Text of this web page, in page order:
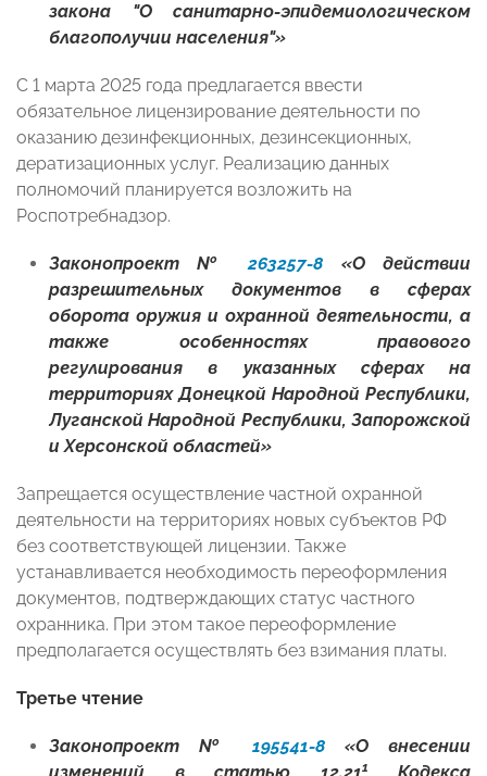
закона "О санитарно-эпидемиологическом
благополучии населения"»
С 1 марта 2025 года предлагается ввести
обязательное лицензирование деятельности по
оказанию дезинфекционных, дезинсекционных,
дератизационных услуг. Реализацию данных
полномочий планируется возложить на
Роспотребнадзор.
Законопроект №263257-8 «О действии
разрешительных документов в сферах
оборота оружия и охранной деятельности, а
также особенностях правового
регулирования в указанных сферах на
территориях Донецкой Народной Республики,
Луганской Народной Республики, Запорожской
и Херсонской областей»
Запрещается осуществление частной охранной
деятельности на территориях новых субъектов РФ
без соответствующей лицензии. Также
устанавливается необходимость переоформления
документов, подтверждающих статус частного
охранника. При этом такое переоформление
предполагается осуществлять без взимания платы.
Третье чтение
Законопроект №195541-8 «О внесении
1